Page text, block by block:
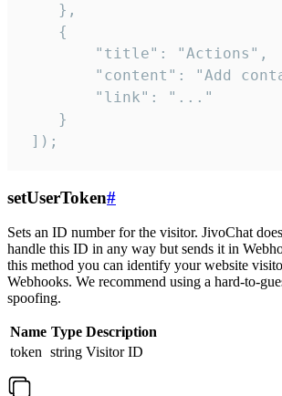
    },
    {
        "title": "Actions",
"content": "Add
        "link": "..."
    }
]);
setUserToken#
Sets an ID number for the visitor. JivoChat
handle this ID in any way but sends it in
this method you can identify your website
Webhooks. We recommend using a hard-to-
spoofing.
Name Type Description
token string Visitor ID